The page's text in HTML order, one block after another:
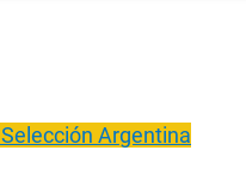
Argentina